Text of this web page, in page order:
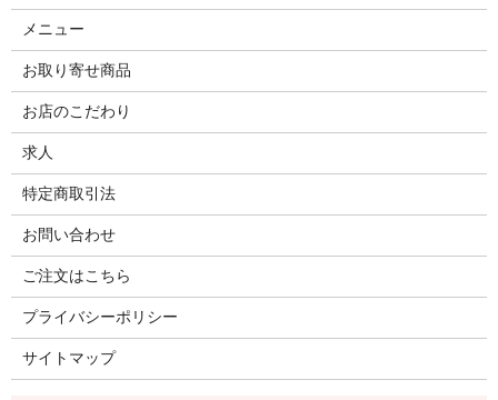
メニュー
お取り寄せ商品
お店のこだわり
求人
特定商取引法
お問い合わせ
ご注文はこちら
プライバシーポリシー
サイトマップ